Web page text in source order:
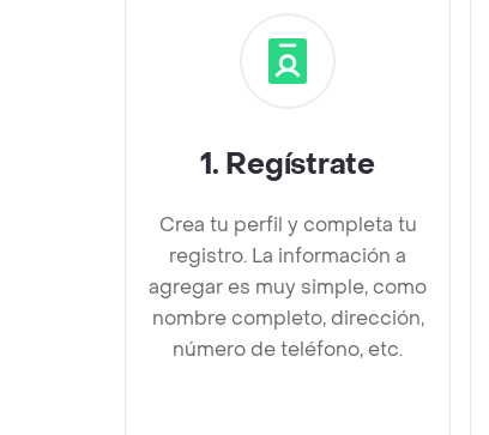
1. Regístrate
Crea tu perfil y completa tu
registro. La información a
agregar es muy simple, como
nombre completo, dirección,
número de teléfono, etc.